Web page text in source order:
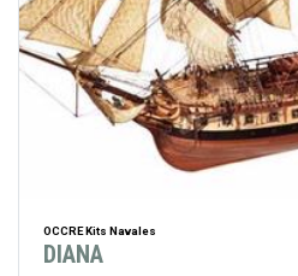
OCCRE Kits Navales
DIANA